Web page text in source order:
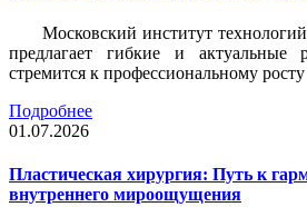
Московский институт
предлагает гибкие и
стремится к профессиональному росту
Подробнее
01.07.2026
Пластическая хирургия: Путь к
внутреннего мироощущения